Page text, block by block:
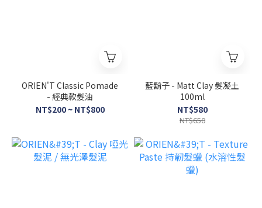
ORIEN'T Classic Pomade
- 經典款髮油
NT$200 ~ NT$800
藍鬍子 - Matt Clay 髮凝土
100ml
NT$580
NT$650